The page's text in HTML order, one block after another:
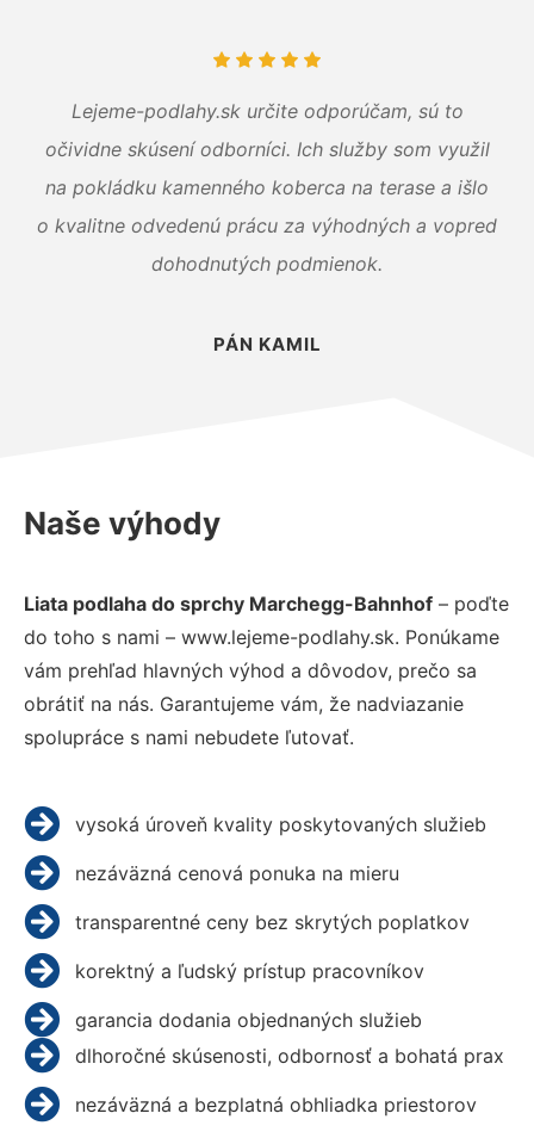
Lejeme-podlahy.sk určite odporúčam, sú to
očividne skúsení odborníci. Ich služby som využil
na pokládku kamenného koberca na terase a išlo
o kvalitne odvedenú prácu za výhodných a vopred
dohodnutých podmienok.
PÁN KAMIL
Naše výhody
Liata podlaha do sprchy Marchegg-Bahnhof – poďte
do toho s nami – www.lejeme-podlahy.sk. Ponúkame
vám prehľad hlavných výhod a dôvodov, prečo sa
obrátiť na nás. Garantujeme vám, že nadviazanie
spolupráce s nami nebudete ľutovať.
vysoká úroveň kvality poskytovaných služieb
nezáväzná cenová ponuka na mieru
transparentné ceny bez skrytých poplatkov
korektný a ľudský prístup pracovníkov
garancia dodania objednaných služieb
dlhoročné skúsenosti, odbornosť a bohatá prax
nezáväzná a bezplatná obhliadka priestorov